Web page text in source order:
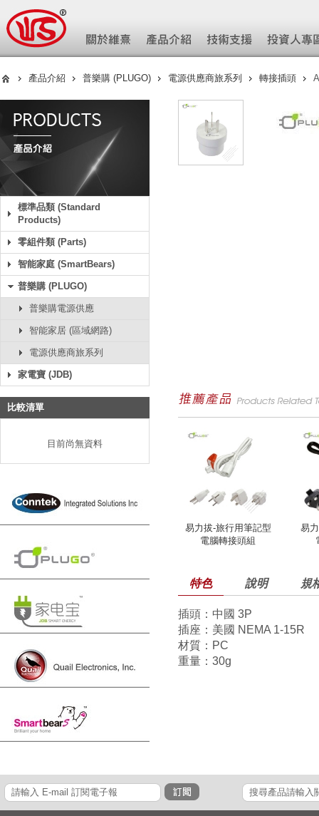
產品介紹 普樂購 (PLUGO) 電源供應商旅系列 轉接插頭
標準品類 (Standard
Products)
零組件類 (Parts)
智能家庭 (SmartBears)
普樂購 (PLUGO)
普樂購電源供應
智能家居 (區域網路)
電源供應商旅系列
家電寶 (JDB)
比較清單
目前尚無資料
易力拔-旅行用筆記型
電腦轉接頭組
易
特色 說明 規
插頭：中國 3P
插座：美國 NEMA 1-15R
材質：PC
重量：30g